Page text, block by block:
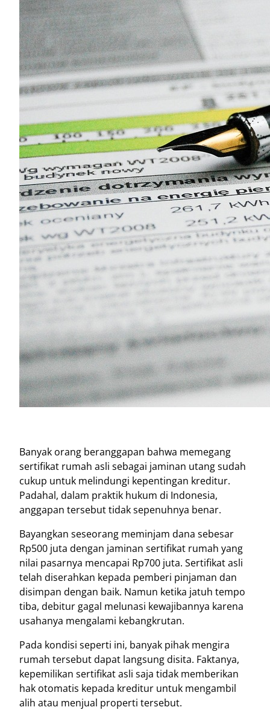
Banyak orang beranggapan bahwa memegang
sertifikat rumah asli sebagai jaminan utang sudah
cukup untuk melindungi kepentingan kreditur.
Padahal, dalam praktik hukum di Indonesia,
anggapan tersebut tidak sepenuhnya benar.
Bayangkan seseorang meminjam dana sebesar
Rp500 juta dengan jaminan sertifikat rumah yang
nilai pasarnya mencapai Rp700 juta. Sertifikat asli
telah diserahkan kepada pemberi pinjaman dan
disimpan dengan baik. Namun ketika jatuh tempo
tiba, debitur gagal melunasi kewajibannya karena
usahanya mengalami kebangkrutan.
Pada kondisi seperti ini, banyak pihak mengira
rumah tersebut dapat langsung disita. Faktanya,
kepemilikan sertifikat asli saja tidak memberikan
hak otomatis kepada kreditur untuk mengambil
alih atau menjual properti tersebut.